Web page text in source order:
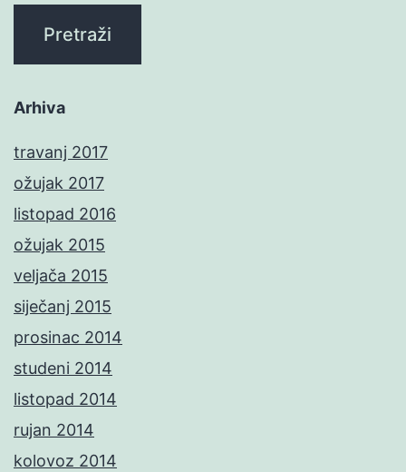
Arhiva
travanj 2017
ožujak 2017
listopad 2016
ožujak 2015
veljača 2015
siječanj 2015
prosinac 2014
studeni 2014
listopad 2014
rujan 2014
kolovoz 2014